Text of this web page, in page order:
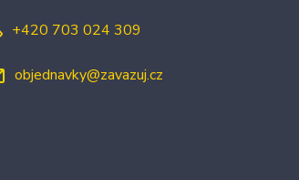
+420 703 024 309
objednavky@zavazuj.cz